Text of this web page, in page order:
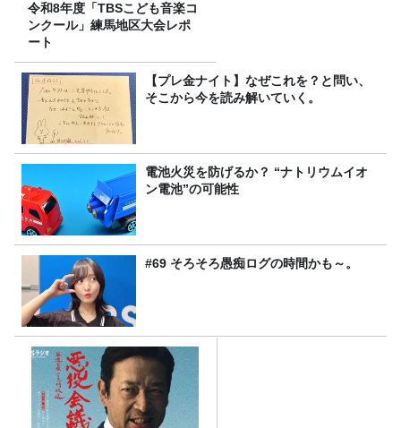
令和8年度「TBSこども音楽コ
ンクール」練馬地区大会レポ
ート
【プレ金ナイト】なぜこれを？と問い、
そこから今を読み解いていく。
電池火災を防げるか？ “ナトリウムイオ
ン電池”の可能性
#69 そろそろ愚痴ログの時間かも～。